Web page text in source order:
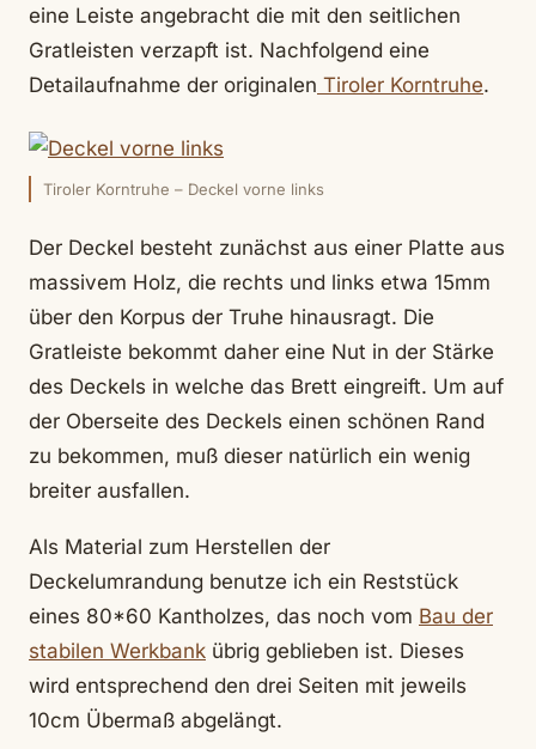
eine Leiste angebracht die mit den seitlichen
Gratleisten verzapft ist. Nachfolgend eine
Detailaufnahme der originalen Tiroler Korntruhe.
Tiroler Korntruhe – Deckel vorne links
Der Deckel besteht zunächst aus einer Platte aus
massivem Holz, die rechts und links etwa 15mm
über den Korpus der Truhe hinausragt. Die
Gratleiste bekommt daher eine Nut in der Stärke
des Deckels in welche das Brett eingreift. Um auf
der Oberseite des Deckels einen schönen Rand
zu bekommen, muß dieser natürlich ein wenig
breiter ausfallen.
Als Material zum Herstellen der
Deckelumrandung benutze ich ein Reststück
eines 80*60 Kantholzes, das noch vom Bau der
stabilen Werkbank übrig geblieben ist. Dieses
wird entsprechend den drei Seiten mit jeweils
10cm Übermaß abgelängt.